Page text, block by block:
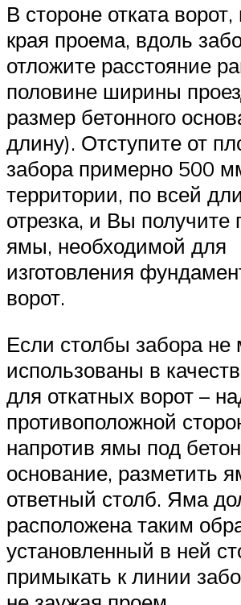
В стороне отката
края проема, вдоль
отложите расстояние
половине ширины
размер бетонного
длину). Отступите от
забора примерно 500
территории, по всей
отрезка, и Вы получите
ямы, необходимой для
изготовления
ворот.
Если столбы забора не
использованы в
для откатных ворот –
противоположной
напротив ямы под
основание, разметить
ответный столб. Яма
расположена таким
установленный в ней
примыкать к линии